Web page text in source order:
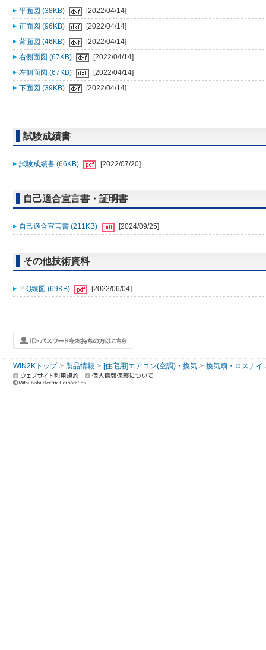
平面図 (38KB)
[2022/04/14]
正面図 (96KB)
[2022/04/14]
背面図 (46KB)
[2022/04/14]
右側面図 (67KB)
[2022/04/14]
左側面図 (67KB)
[2022/04/14]
下面図 (39KB)
[2022/04/14]
試験成績書
試験成績書 (66KB) [2022/07/20]
自己適合宣言書・証明書
自己適合宣言書 (211KB) [2024/09/25]
その他技術資料
P-Q線図 (69KB) [2022/06/04]
WIN2Kトップ 製品情報 [住宅用]エアコン(空調)・換気 換気扇・ロスナイ